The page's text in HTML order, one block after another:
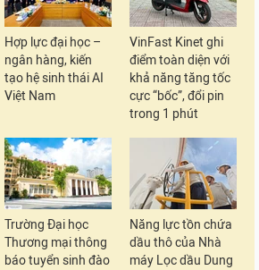
Hợp lực đại học –
ngân hàng, kiến
tạo hệ sinh thái AI
Việt Nam
VinFast Kinet ghi
điểm toàn diện với
khả năng tăng tốc
cực “bốc”, đổi pin
trong 1 phút
Trường Đại học
Thương mại thông
báo tuyển sinh đào
Năng lực tồn chứa
dầu thô của Nhà
máy Lọc dầu Dung